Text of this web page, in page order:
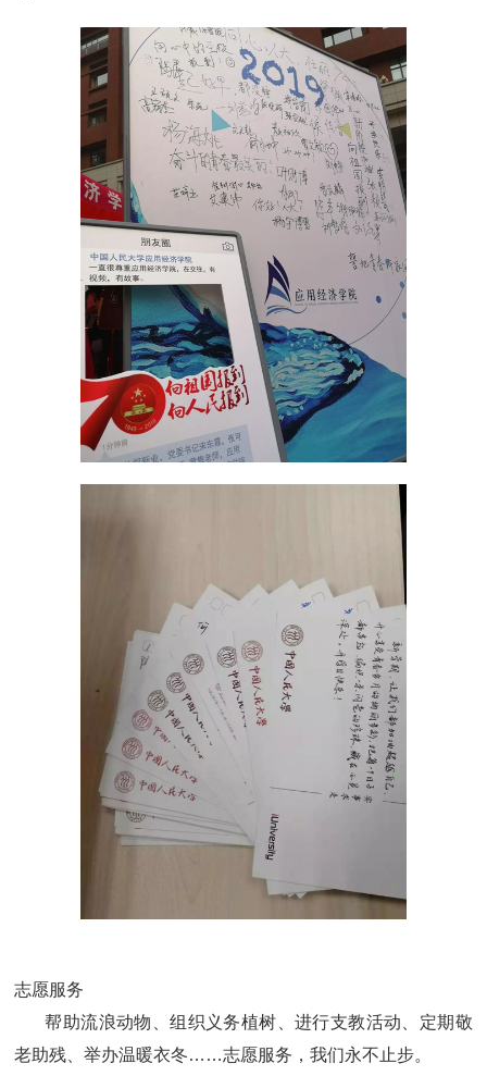
志愿服务
帮助流浪动物、组织义务植树、进行支教活动、定期敬
老助残、举办温暖衣冬……志愿服务，我们永不止步。